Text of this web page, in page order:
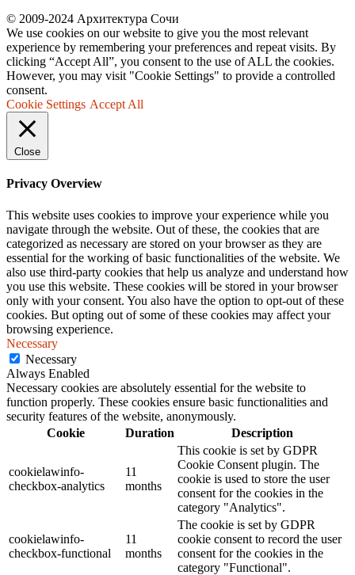
© 2009-2024 Архитектура Сочи
We use cookies on our website to give you the most relevant
experience by remembering your preferences and repeat visits. By
clicking “Accept All”, you consent to the use of ALL the cookies.
However, you may visit "Cookie Settings" to provide a controlled
consent.
Cookie Settings Accept All
Close
Privacy Overview
This website uses cookies to improve your experience while you
navigate through the website. Out of these, the cookies that are
categorized as necessary are stored on your browser as they are
essential for the working of basic functionalities of the website. We
also use third-party cookies that help us analyze and understand how
you use this website. These cookies will be stored in your browser
only with your consent. You also have the option to opt-out of these
cookies. But opting out of some of these cookies may affect your
browsing experience.
Necessary
Necessary
Always Enabled
Necessary cookies are absolutely essential for the website to
function properly. These cookies ensure basic functionalities and
security features of the website, anonymously.
Cookie
Duration Description
cookielawinfo-
checkbox-analytics
11
months
This cookie is set by GDPR
Cookie Consent plugin. The
cookie is used to store the user
consent for the cookies in the
category "Analytics".
cookielawinfo-
checkbox-functional
11
months
The cookie is set by GDPR
cookie consent to record the user
consent for the cookies in the
category "Functional".